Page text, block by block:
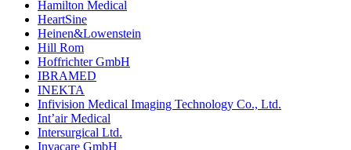
Hamilton Medical
HeartSine
Heinen&Lowenstein
Hill Rom
Hoffrichter GmbH
IBRAMED
INEKTA
Infivision Medical Imaging Technology Co., Ltd.
Int’air Medical
Intersurgical Ltd.
Invacare GmbH